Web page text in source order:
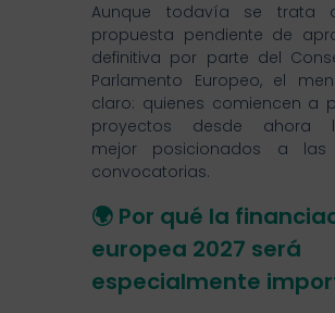
Aunque todavía se trata
propuesta pendiente de
definitiva por parte del
Parlamento Europeo, el
claro: quienes comiencen a
proyectos desde ahora
mejor posicionados a las
convocatorias.
🌍 Por qué la
europea 2027 será
especialmente